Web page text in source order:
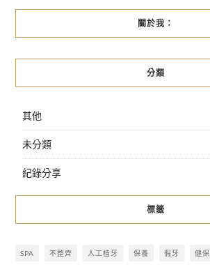
關於我：
分類
其他
未分類
紀錄分享
標籤
SPA 不整齊 人工植牙 保養 假牙 健保